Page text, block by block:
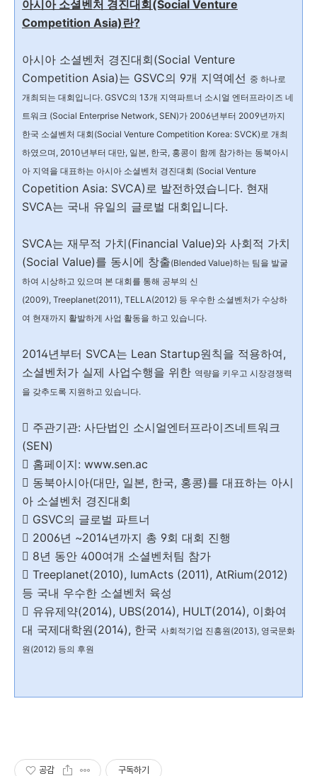
아시아 소셜벤처 경진대회(Social Venture
Competition Asia)란?
아시아 소셜벤처 경진대회(Social Venture
Competition Asia)는 GSVC의 9개 지역예선 중 하나로
개최되는 대회입니다. GSVC의 13개 지역파트너 소시얼 엔터프라이즈 네
트워크 (Social Enterprise Network, SEN)가 2006년부터 2009년까지
한국 소셜벤처 대회(Social Venture Competition Korea: SVCK)로 개최
하였으며, 2010년부터 대만, 일본, 한국, 홍콩이 함께 참가하는 동북아시
아 지역을 대표하는 아시아 소셜벤처 경진대회 (Social Venture
Copetition Asia: SVCA)로 발전하였습니다. 현재
SVCA는 국내 유일의 글로벌 대회입니다.
SVCA는 재무적 가치(Financial Value)와 사회적 가치
(Social Value)를 동시에 창출(Blended Value)하는 팀을 발굴
하여 시상하고 있으며 본 대회를 통해 공부의 신
(2009), Treeplanet(2011), TELLA(2012) 등 우수한 소셜벤처가 수상하
여 현재까지 활발하게 사업 활동을 하고 있습니다.
2014년부터 SVCA는 Lean Startup원칙을 적용하여,
소셜벤처가 실제 사업수행을 위한 역량을 키우고 시장경쟁력
을 갖추도록 지원하고 있습니다.
 주관기관: 사단법인 소시얼엔터프라이즈네트워크
(SEN)
 홈페이지: www.sen.ac
 동북아시아(대만, 일본, 한국, 홍콩)를 대표하는 아시
아 소셜벤처 경진대회
 GSVC의 글로벌 파트너
 2006년 ~2014년까지 총 9회 대회 진행
 8년 동안 400여개 소셜벤처팀 참가
 Treeplanet(2010), IumActs (2011), AtRium(2012)
등 국내 우수한 소셜벤처 육성
 유유제약(2014), UBS(2014), HULT(2014), 이화여
대 국제대학원(2014), 한국 사회적기업 진흥원(2013), 영국문화
원(2012) 등의 후원
공감 구독하기